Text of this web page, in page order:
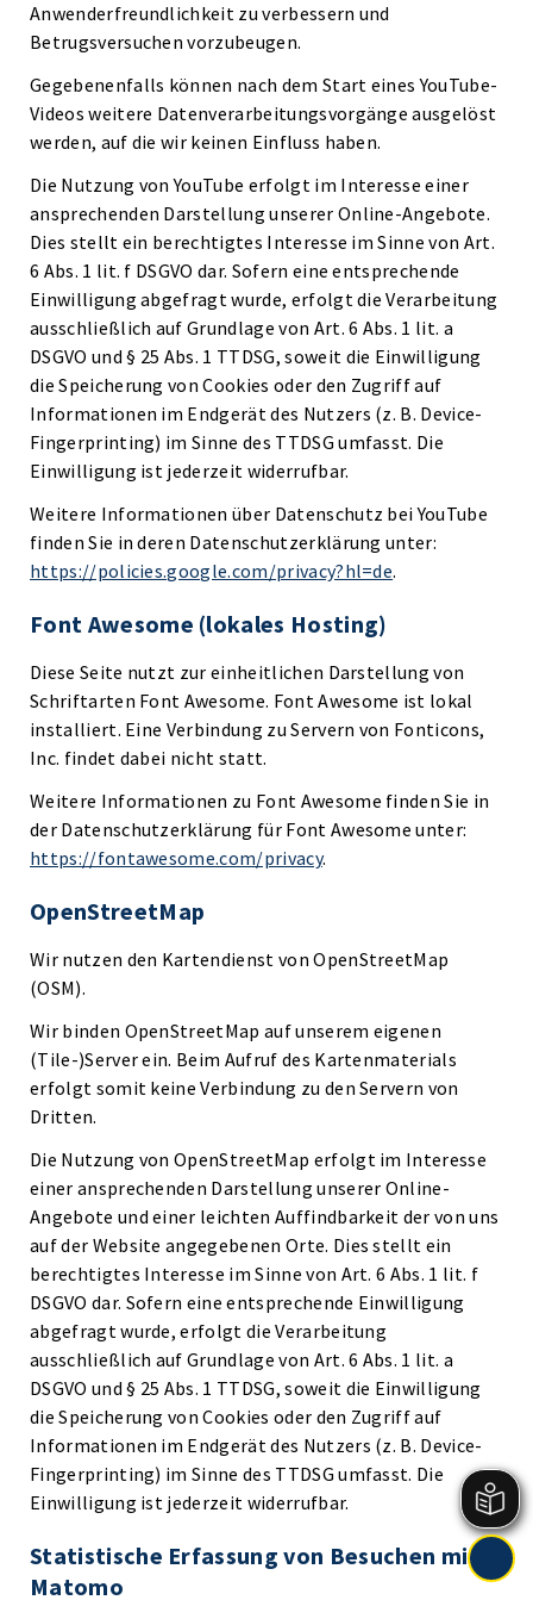
Anwenderfreundlichkeit zu verbessern und
Betrugsversuchen vorzubeugen.
Gegebenenfalls können nach dem Start eines YouTube-
Videos weitere Datenverarbeitungsvorgänge ausgelöst
werden, auf die wir keinen Einfluss haben.
Die Nutzung von YouTube erfolgt im Interesse einer
ansprechenden Darstellung unserer Online-Angebote.
Dies stellt ein berechtigtes Interesse im Sinne von Art.
6 Abs. 1 lit. f DSGVO dar. Sofern eine entsprechende
Einwilligung abgefragt wurde, erfolgt die Verarbeitung
ausschließlich auf Grundlage von Art. 6 Abs. 1 lit. a
DSGVO und § 25 Abs. 1 TTDSG, soweit die Einwilligung
die Speicherung von Cookies oder den Zugriff auf
Informationen im Endgerät des Nutzers (z. B. Device-
Fingerprinting) im Sinne des TTDSG umfasst. Die
Einwilligung ist jederzeit widerrufbar.
Weitere Informationen über Datenschutz bei YouTube
finden Sie in deren Datenschutzerklärung unter:
https://policies.google.com/privacy?hl=de.
Font Awesome (lokales Hosting)
Diese Seite nutzt zur einheitlichen Darstellung von
Schriftarten Font Awesome. Font Awesome ist lokal
installiert. Eine Verbindung zu Servern von Fonticons,
Inc. findet dabei nicht statt.
Weitere Informationen zu Font Awesome finden Sie in
der Datenschutzerklärung für Font Awesome unter:
https://fontawesome.com/privacy.
OpenStreetMap
Wir nutzen den Kartendienst von OpenStreetMap
(OSM).
Wir binden OpenStreetMap auf unserem eigenen
(Tile-)Server ein. Beim Aufruf des Kartenmaterials
erfolgt somit keine Verbindung zu den Servern von
Dritten.
Die Nutzung von OpenStreetMap erfolgt im Interesse
einer ansprechenden Darstellung unserer Online-
Angebote und einer leichten Auffindbarkeit der von uns
auf der Website angegebenen Orte. Dies stellt ein
berechtigtes Interesse im Sinne von Art. 6 Abs. 1 lit. f
DSGVO dar. Sofern eine entsprechende Einwilligung
abgefragt wurde, erfolgt die Verarbeitung
ausschließlich auf Grundlage von Art. 6 Abs. 1 lit. a
DSGVO und § 25 Abs. 1 TTDSG, soweit die Einwilligung
die Speicherung von Cookies oder den Zugriff auf
Informationen im Endgerät des Nutzers (z. B. Device-
Fingerprinting) im Sinne des TTDSG umfasst. Die
Einwilligung ist jederzeit widerrufbar.
Statistische Erfassung von Besuchen mit
Matomo